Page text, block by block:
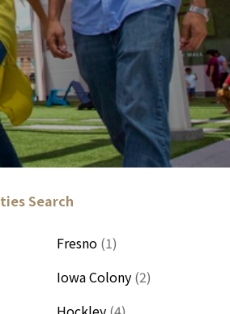
Search
Fresno (1)
Iowa Colony (2)